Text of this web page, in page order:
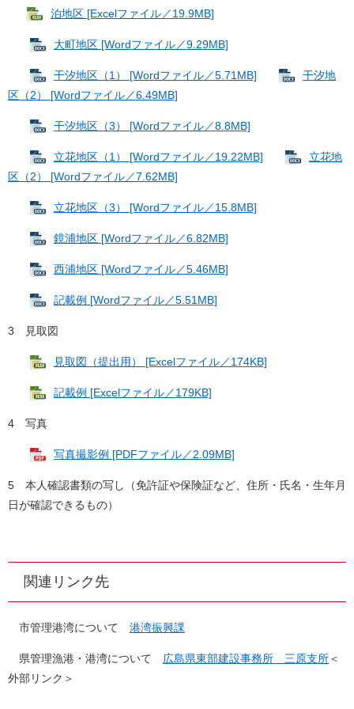
泊地区 [Excelファイル／19.9MB]
大町地区 [Wordファイル／9.29MB]
干汐地区（1） [Wordファイル／5.71MB]
干汐地
区（2） [Wordファイル／6.49MB]
干汐地区（3） [Wordファイル／8.8MB]
立花地区（1） [Wordファイル／19.22MB]
立花地
区（2） [Wordファイル／7.62MB]
立花地区（3） [Wordファイル／15.8MB]
鏡浦地区 [Wordファイル／6.82MB]
西浦地区 [Wordファイル／5.46MB]
記載例 [Wordファイル／5.51MB]
3 見取図
見取図（提出用） [Excelファイル／174KB]
記載例 [Excelファイル／179KB]
4 写真
写真撮影例 [PDFファイル／2.09MB]
5 本人確認書類の写し（免許証や保険証など、住所・氏名・生年月
日が確認できるもの）
関連リンク先
市管理港湾について 港湾振興課
県管理漁港・港湾について 広島県東部建設事務所 三原支所＜
外部リンク＞